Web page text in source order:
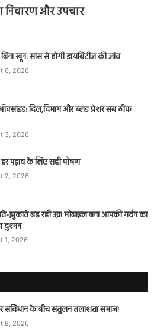
निवारण और उपचार
बिना खून: सांस से होगी डायबिटीज की जांच
6, 2026
ऑक्साइड: दिल,दिमाग और ब्लड प्रेशर सब ठीक
3, 2026
पड़ाव के लिए सही पोषण
2, 2026
झुकाते बढ़ रही उम्र! मोबाइल बना आपकी गर्दन का
दुश्मन
1, 2026
संविधान के बीच संतुलन तलाशता समाज!
8, 2026